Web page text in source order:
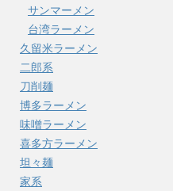
サンマーメン
台湾ラーメン
久留米ラーメン
二郎系
刀削麺
博多ラーメン
味噌ラーメン
喜多方ラーメン
坦々麺
家系